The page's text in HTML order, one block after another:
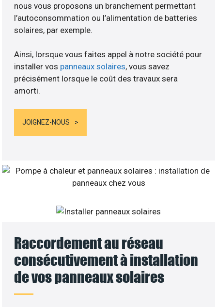
nous vous proposons un branchement permettant
l’autoconsommation ou l’alimentation de batteries
solaires, par exemple.
Ainsi, lorsque vous faites appel à notre société pour
installer vos panneaux solaires, vous savez
précisément lorsque le coût des travaux sera
amorti.
JOIGNEZ-NOUS
Raccordement au réseau
consécutivement à installation
de vos panneaux solaires